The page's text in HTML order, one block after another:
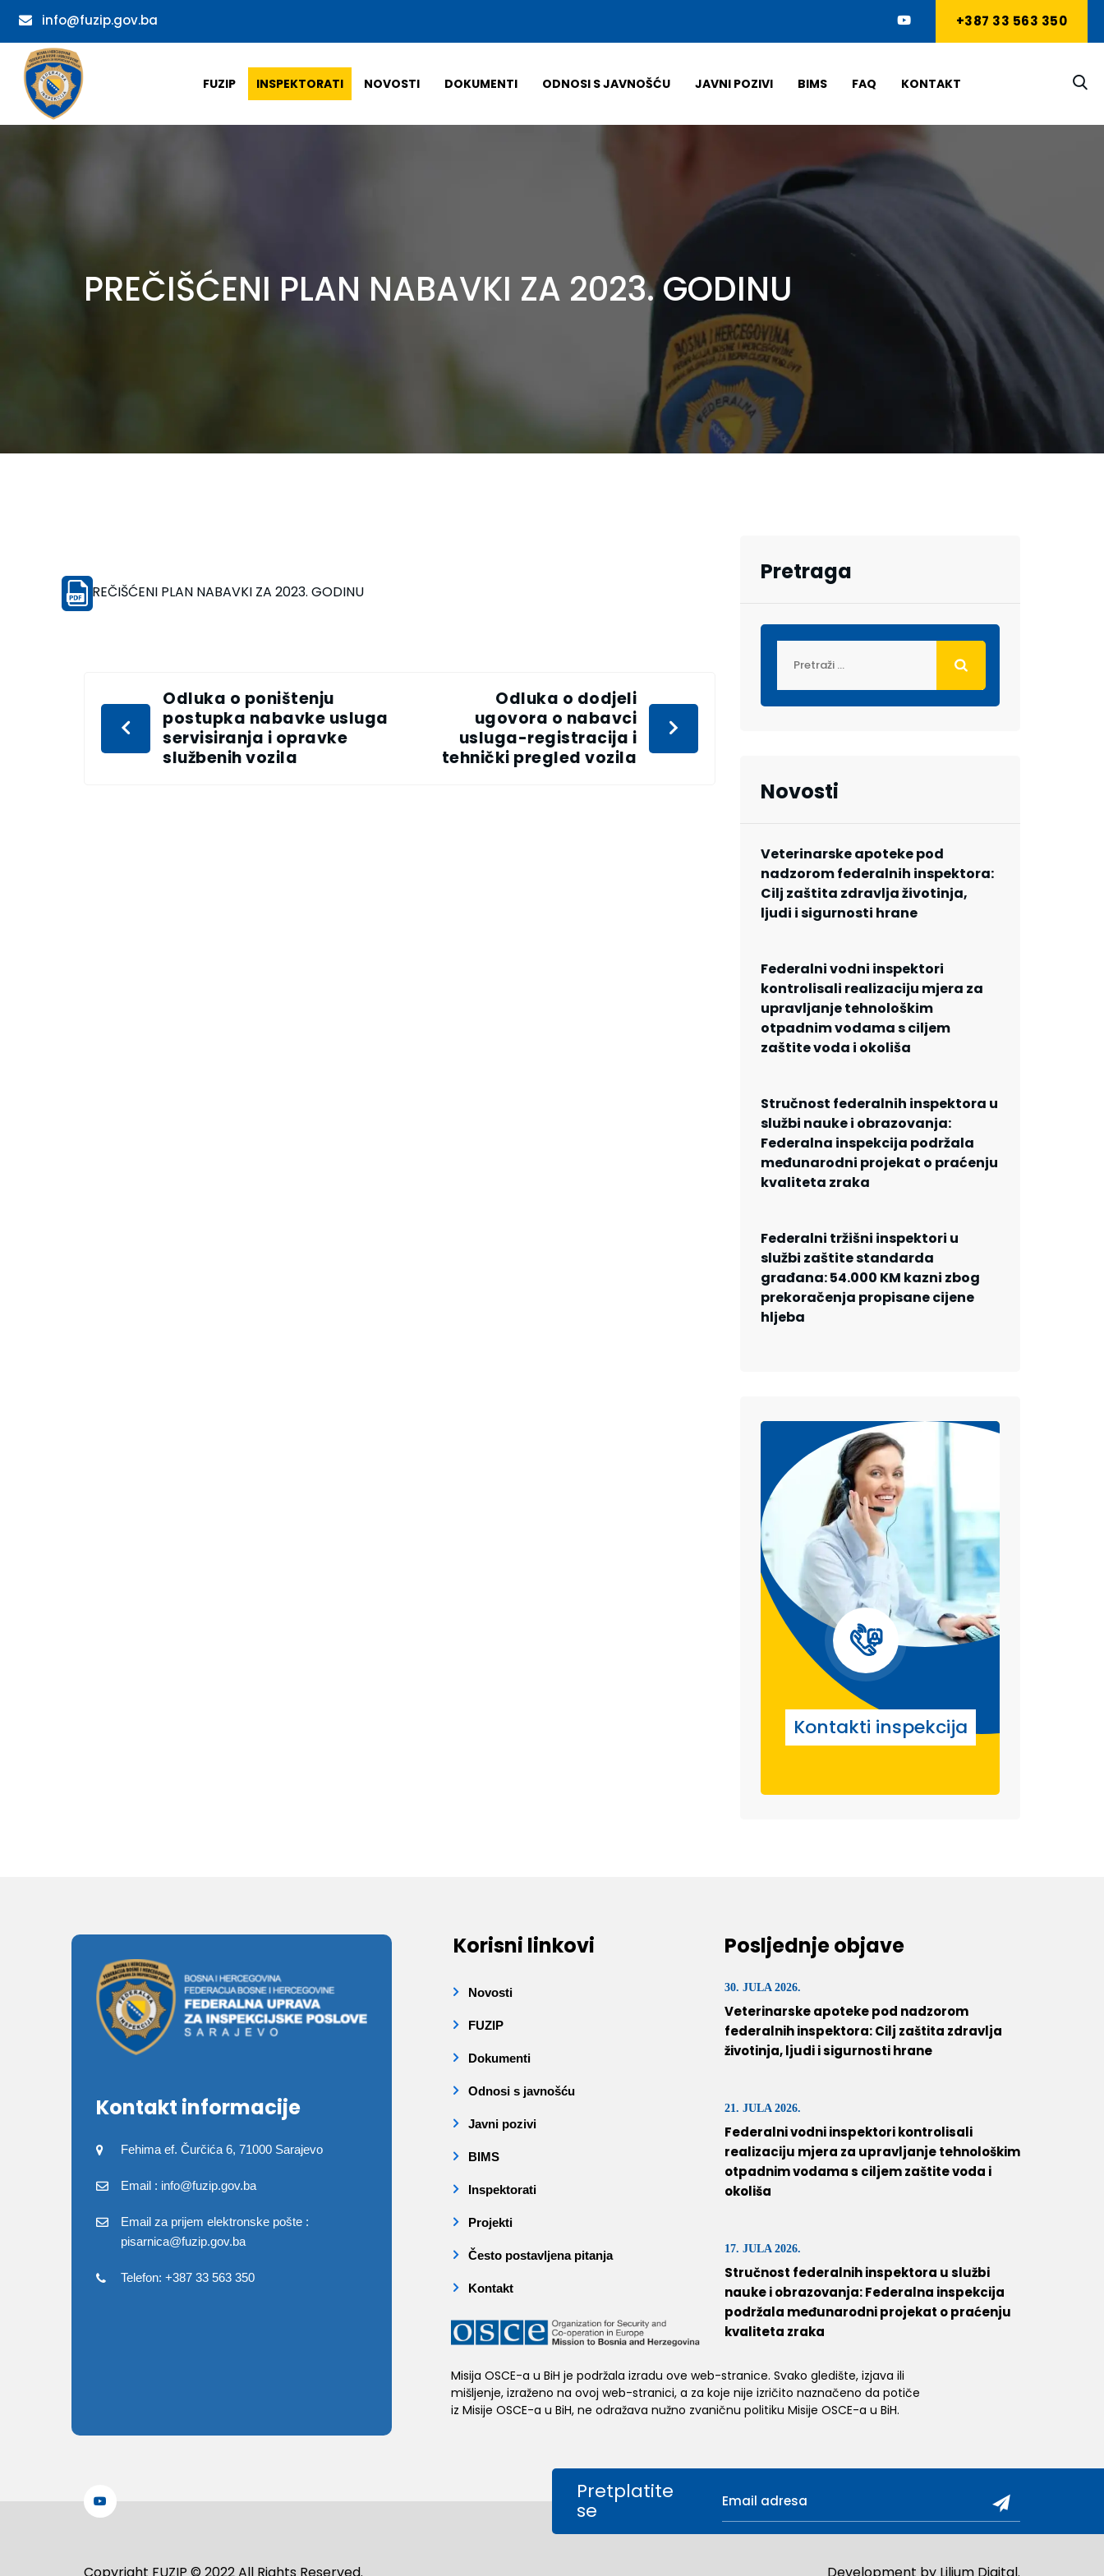
info@fuzip.gov.ba +387 33 563 350
FUZIP INSPEKTORATI NOVOSTI DOKUMENTI ODNOSI S JAVNOŠĆU JAVNI POZIVI BIMS FAQ KONTAKT
PREČIŠĆENI PLAN NABAVKI ZA 2023. GODINU
PREČIŠĆENI PLAN NABAVKI ZA 2023. GODINU
Odluka o poništenju
postupka nabavke usluga
servisiranja i opravke
službenih vozila
Odluka o dodjeli
ugovora o nabavci
usluga-registracija i
tehnički pregled vozila
Pretraga
Novosti
Veterinarske apoteke pod
nadzorom federalnih inspektora:
Cilj zaštita zdravlja životinja,
ljudi i sigurnosti hrane
Federalni vodni inspektori
kontrolisali realizaciju mjera za
upravljanje tehnološkim
otpadnim vodama s ciljem
zaštite voda i okoliša
Stručnost federalnih inspektora u
službi nauke i obrazovanja:
Federalna inspekcija podržala
međunarodni projekat o praćenju
kvaliteta zraka
Federalni tržišni inspektori u
službi zaštite standarda
građana: 54.000 KM kazni zbog
prekoračenja propisane cijene
hljeba
Kontakti inspekcija
Kontakt informacije
Fehima ef. Čurčića 6, 71000 Sarajevo
Email : info@fuzip.gov.ba
Email za prijem elektronske pošte :
pisarnica@fuzip.gov.ba
Telefon: +387 33 563 350
Korisni linkovi
Novosti
FUZIP
Dokumenti
Odnosi s javnošću
Javni pozivi
BIMS
Inspektorati
Projekti
Često postavljena pitanja
Kontakt
Misija OSCE-a u BiH je podržala izradu ove web-stranice. Svako gledište, izjava ili
mišljenje, izraženo na ovoj web-stranici, a za koje nije izričito naznačeno da potiče
iz Misije OSCE-a u BiH, ne odražava nužno zvaničnu politiku Misije OSCE-a u BiH.
Posljednje objave
30. JULA 2026.
Veterinarske apoteke pod nadzorom
federalnih inspektora: Cilj zaštita zdravlja
životinja, ljudi i sigurnosti hrane
21. JULA 2026.
Federalni vodni inspektori kontrolisali
realizaciju mjera za upravljanje tehnološkim
otpadnim vodama s ciljem zaštite voda i
okoliša
17. JULA 2026.
Stručnost federalnih inspektora u službi
nauke i obrazovanja: Federalna inspekcija
podržala međunarodni projekat o praćenju
kvaliteta zraka
Pretplatite
se